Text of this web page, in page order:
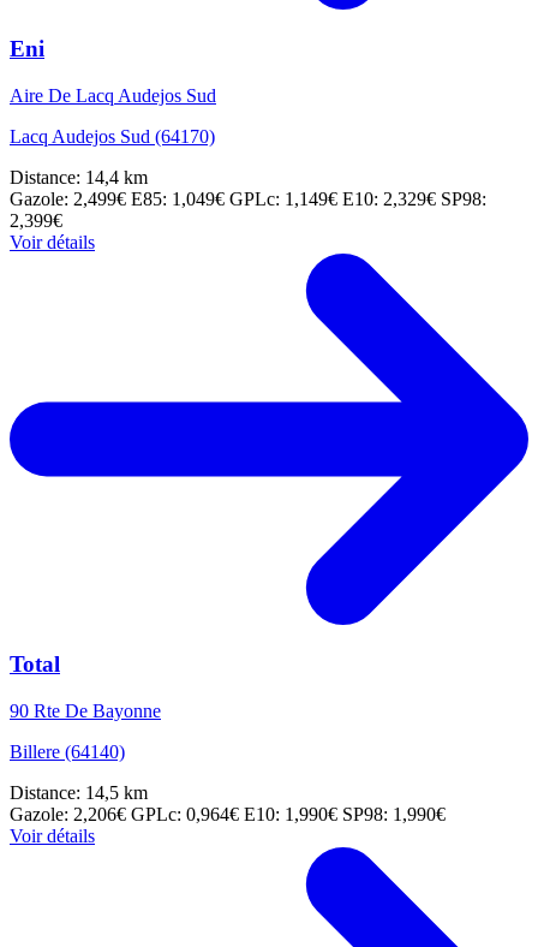
Eni
Aire De Lacq Audejos Sud
Lacq Audejos Sud (64170)
Distance: 14,4 km
Gazole: 2,499€ E85: 1,049€ GPLc: 1,149€ E10: 2,329€ SP98:
2,399€
Voir détails
Total
90 Rte De Bayonne
Billere (64140)
Distance: 14,5 km
Gazole: 2,206€ GPLc: 0,964€ E10: 1,990€ SP98: 1,990€
Voir détails